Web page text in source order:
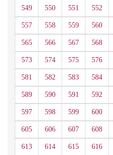
549 550 551 552
557 558 559 560
565 566 567 568
573 574 575 576
581 582 583 584
589 590 591 592
597 598 599 600
605 606 607 608
613 614 615 616